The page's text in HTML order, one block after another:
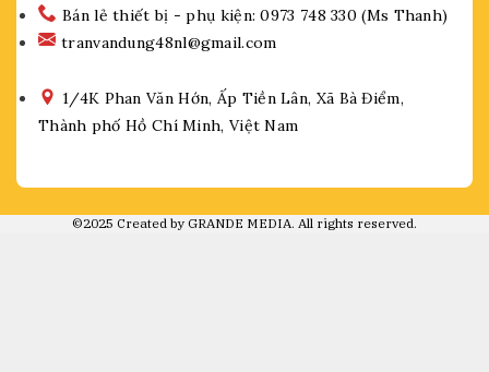
Bán lẻ thiết bị - phụ kiện: 0973 748 330 (Ms Thanh)
tranvandung48nl@gmail.com
1/4K Phan Văn Hớn, Ấp Tiền Lân, Xã Bà Điểm,
Thành phố Hồ Chí Minh, Việt Nam
©2025 Created by GRANDE MEDIA. All rights reserved.